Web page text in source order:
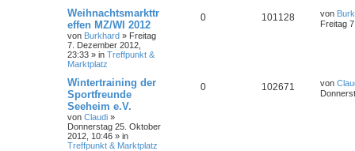
Weihnachtsmarkttr
effen MZ/WI 2012
von Burkhard » Freitag
7. Dezember 2012,
23:33 » in Treffpunkt &
Marktplatz
0 101128 von
Freitag
Wintertraining der
Sportfreunde
Seeheim e.V.
von Claudi »
Donnerstag 25. Oktober
2012, 10:46 » in
Treffpunkt & Marktplatz
0 102671 von